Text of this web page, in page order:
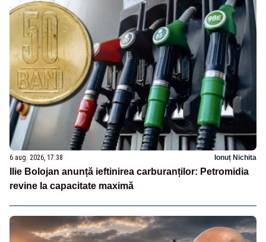
6 aug. 2026, 17:38 Ionuț Nichita
Ilie Bolojan anunță ieftinirea carburanților: Petromidia
revine la capacitate maximă